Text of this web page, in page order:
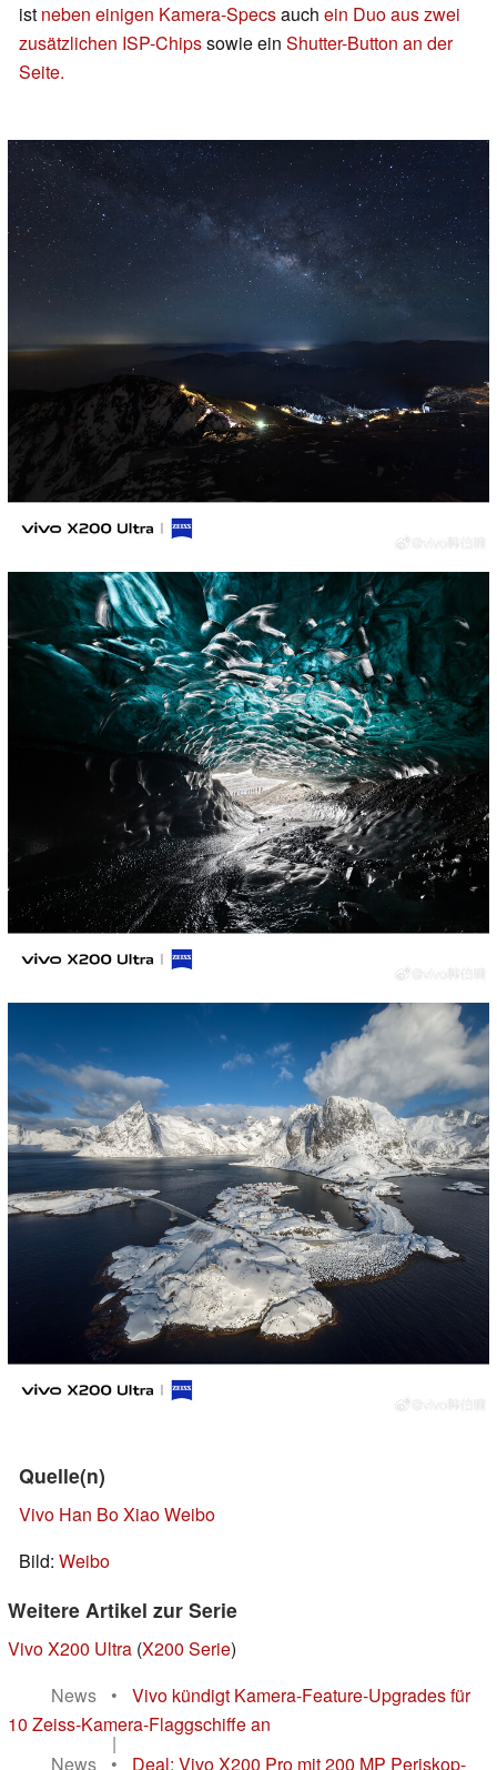
ist neben einigen Kamera-Specsauch ein Duo aus zwei
zusätzlichen ISP-Chipssowie ein Shutter-Button an der
Seite.
Quelle(n)
Vivo Han Bo Xiao Weibo
Bild: Weibo
Weitere Artikel zur Serie
Vivo X200 Ultra (X200 Serie)
News
•
Vivo kündigt Kamera-Feature-Upgrades für
10 Zeiss-Kamera-Flaggschiffe an
|
News
• Deal: Vivo X200 Pro mit 200 MP Periskop-